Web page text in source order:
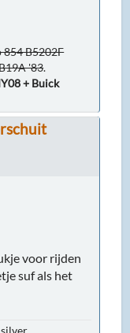
854 B5202F
'83.
+ Buick
voor rijden
suf als het